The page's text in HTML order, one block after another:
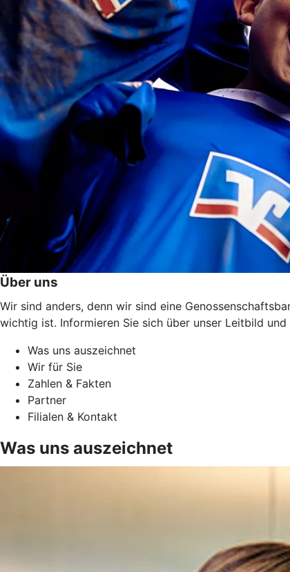
Über uns
Wir sind anders, denn wir sind eine
wichtig ist. Informieren Sie sich über unser Leitbild
Was uns auszeichnet
Wir für Sie
Zahlen & Fakten
Partner
Filialen & Kontakt
Was uns auszeichnet